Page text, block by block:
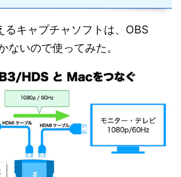
るキャプチャソフトは、OBS
ないので使ってみた。